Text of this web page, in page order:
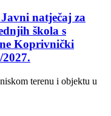
natječaj za
škola s
Koprivnički